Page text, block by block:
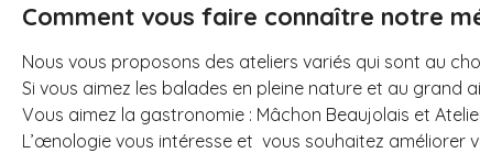
Comment vous faire connaître notre
Nous vous proposons des ateliers variés qui sont au
Si vous aimez les balades en pleine nature et au grand
Vous aimez la gastronomie : Mâchon Beaujolais et
L’œnologie vous intéresse et vous souhaitez